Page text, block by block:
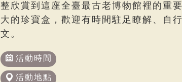
整欣賞到這座全臺最古老博物館裡的重
大的珍寶盒，歡迎有時間駐足瞭解、自
文。
活動時間
活動地點